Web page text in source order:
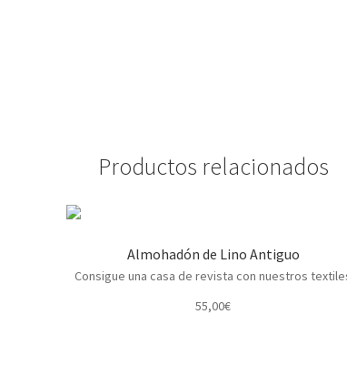
Productos relacionados
Almohadón de Lino Antiguo
Consigue una casa de revista con nuestros
55,00€